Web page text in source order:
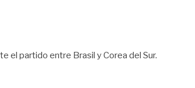
el partido entre Brasil y Corea del Sur.